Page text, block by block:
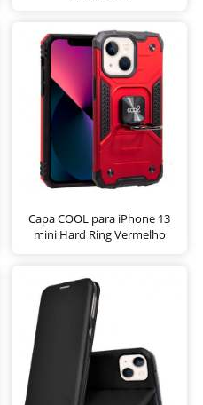
Capa COOL para iPhone 13
mini Hard Ring Vermelho